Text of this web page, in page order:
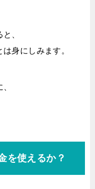
、
身にしみます。
を使えるか？